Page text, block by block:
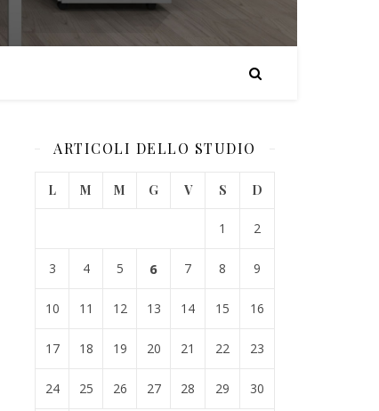
ARTICOLI DELLO STUDIO
L M M G V S D
1 2
3 4 5 6 7 8 9
10 11 12 13 14 15 16
17 18 19 20 21 22 23
24 25 26 27 28 29 30